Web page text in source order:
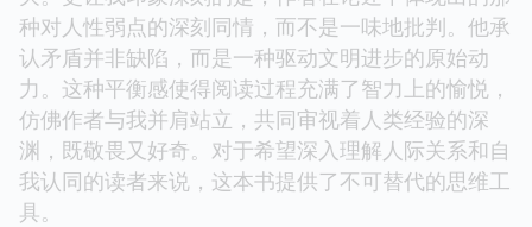
种对人性弱点的深刻同情，而不是一味地批判。他承
认矛盾并非缺陷，而是一种驱动文明进步的原始动
力。这种平衡感使得阅读过程充满了智力上的愉悦，
仿佛作者与我并肩站立，共同审视着人类经验的深
渊，既敬畏又好奇。对于希望深入理解人际关系和自
我认同的读者来说，这本书提供了不可替代的思维工
具。